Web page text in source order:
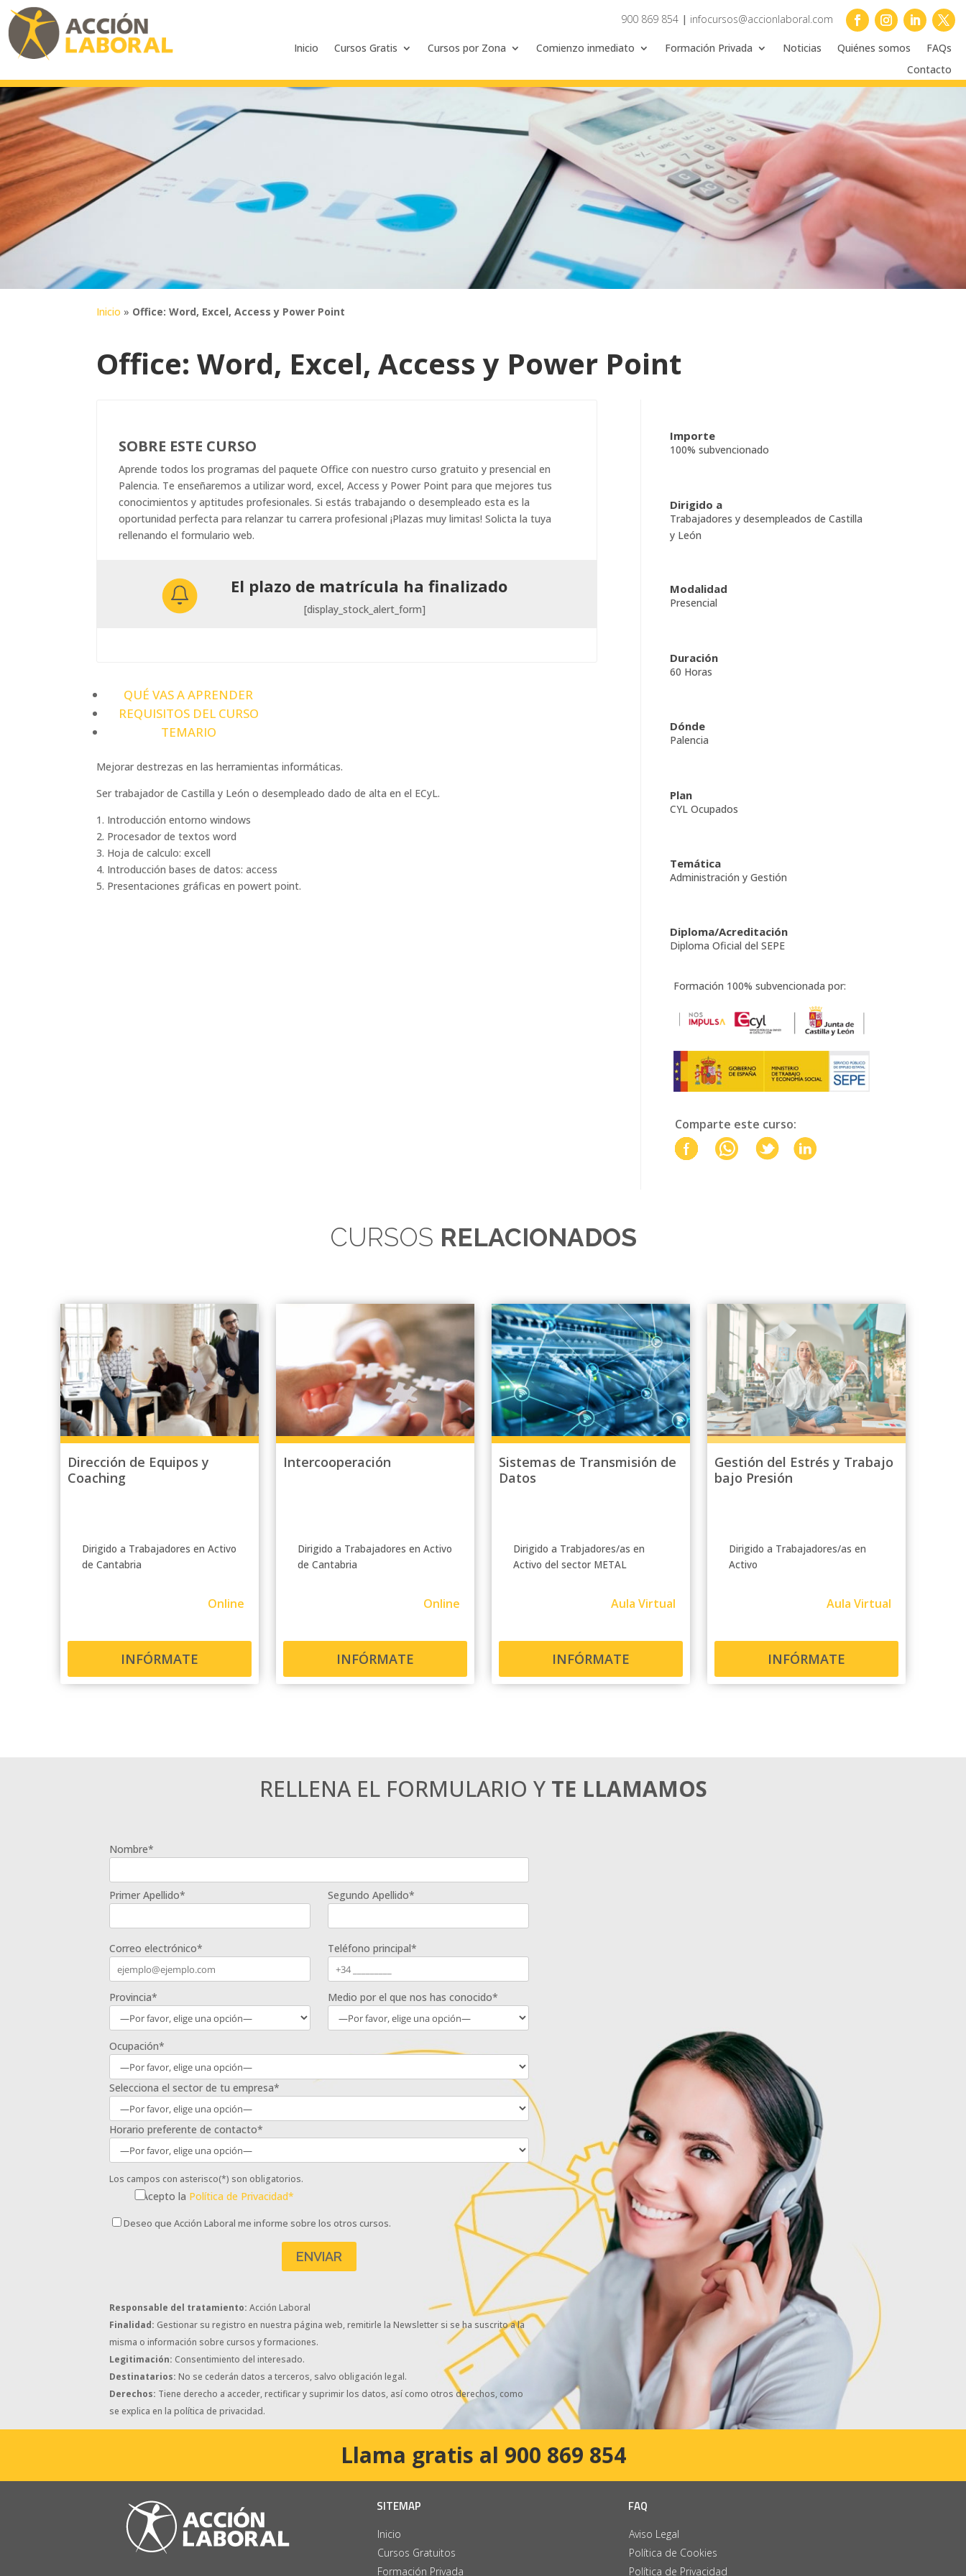
900 869 854 | infocursos@accionlaboral.com
Inicio Cursos Gratis Cursos por Zona Comienzo inmediato Formación Privada Noticias Quiénes somos
FAQs
Contacto
Inicio » Office: Word, Excel, Access y Power Point
Office: Word, Excel, Access y Power Point
SOBRE ESTE CURSO
Aprende todos los programas del paquete Office con nuestro curso gratuito y presencial en
Palencia. Te enseñaremos a utilizar word, excel, Access y Power Point para que mejores tus
conocimientos y aptitudes profesionales. Si estás trabajando o desempleado esta es la
oportunidad perfecta para relanzar tu carrera profesional ¡Plazas muy limitas! Solicta la tuya
rellenando el formulario web.
El plazo de matrícula ha finalizado
[display_stock_alert_form]
QUÉ VAS A APRENDER
REQUISITOS DEL CURSO
TEMARIO
Mejorar destrezas en las herramientas informáticas.
Ser trabajador de Castilla y León o desempleado dado de alta en el ECyL.
1. Introducción entorno windows
2. Procesador de textos word
3. Hoja de calculo: excell
4. Introducción bases de datos: access
5. Presentaciones gráficas en powert point.
Importe
100% subvencionado
Dirigido a
Trabajadores y desempleados de Castilla
y León
Modalidad
Presencial
Duración
60 Horas
Dónde
Palencia
Plan
CYL Ocupados
Temática
Administración y Gestión
Diploma/Acreditación
Diploma Oficial del SEPE
Formación 100% subvencionada por:
Comparte este curso:
CURSOS RELACIONADOS
Dirección de Equipos y
Coaching
Dirigido a Trabajadores en Activo
de Cantabria
Online
INFÓRMATE
Intercooperación
Dirigido a Trabajadores en Activo
de Cantabria
Online
INFÓRMATE
Sistemas de Transmisión de
Datos
Dirigido a Trabjadores/as en
Activo del sector METAL
Aula Virtual
INFÓRMATE
Gestión del Estrés y Trabajo
bajo Presión
Dirigido a Trabajadores/as en
Activo
Aula Virtual
INFÓRMATE
RELLENA EL FORMULARIO Y TE LLAMAMOS
Nombre*
Primer Apellido* Segundo Apellido*
Correo electrónico* Teléfono principal*
Provincia* Medio por el que nos has conocido*
Ocupación*
Selecciona el sector de tu empresa*
Horario preferente de contacto*
Los campos con asterisco(*) son obligatorios.
Acepto la Política de Privacidad*
Deseo que Acción Laboral me informe sobre los otros cursos.
Responsable del tratamiento: Acción Laboral
Finalidad: Gestionar su registro en nuestra página web, remitirle la Newsletter si se ha suscrito a la
misma o información sobre cursos y formaciones.
Legitimación: Consentimiento del interesado.
Destinatarios: No se cederán datos a terceros, salvo obligación legal.
Derechos: Tiene derecho a acceder, rectificar y suprimir los datos, así como otros derechos, como
se explica en la política de privacidad.
Llama gratis al 900 869 854
SITEMAP
Inicio
Cursos Gratuitos
Formación Privada
FAQ
Aviso Legal
Política de Cookies
Política de Privacidad